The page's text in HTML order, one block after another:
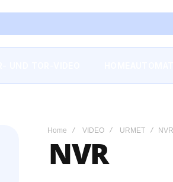
Home VIDEO URMET NVR
NVR